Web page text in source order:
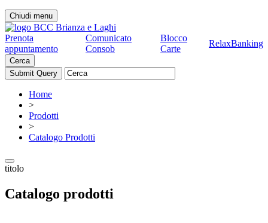
Chiudi menu
Prenota
appuntamento
Comunicato
Consob
Blocco
Carte
RelaxBanking
Cerca
Home
>
Prodotti
>
Catalogo Prodotti
titolo
Catalogo prodotti